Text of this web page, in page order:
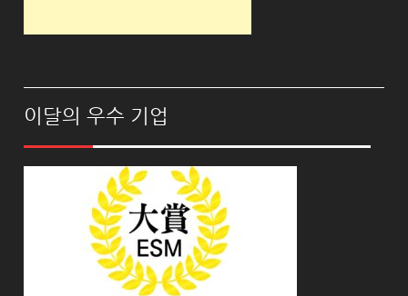
이달의 우수 기업